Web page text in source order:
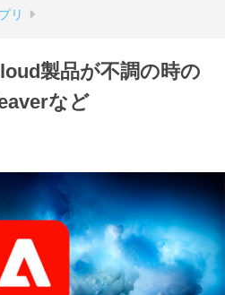
リ
製品が不調の時の
など